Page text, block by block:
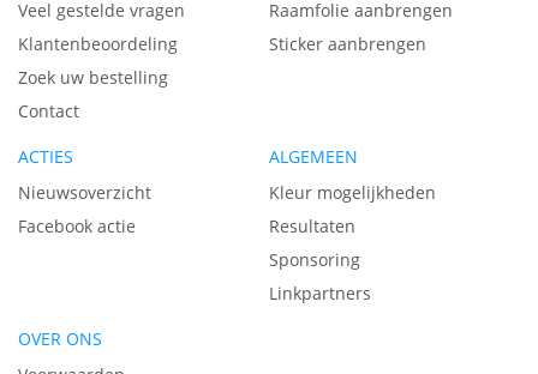
Veel gestelde vragen
Klantenbeoordeling
Zoek uw bestelling
Contact
Raamfolie aanbrengen
Sticker aanbrengen
ACTIES
Nieuwsoverzicht
Facebook actie
ALGEMEEN
Kleur mogelijkheden
Resultaten
Sponsoring
Linkpartners
OVER ONS